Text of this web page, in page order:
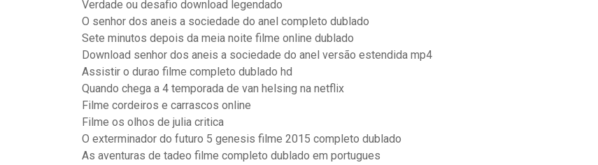
Verdade ou desafio download legendado
O senhor dos aneis a sociedade do anel completo dublado
Sete minutos depois da meia noite filme online dublado
Download senhor dos aneis a sociedade do anel versão estendida mp4
Assistir o durao filme completo dublado hd
Quando chega a 4 temporada de van helsing na netflix
Filme cordeiros e carrascos online
Filme os olhos de julia critica
O exterminador do futuro 5 genesis filme 2015 completo dublado
As aventuras de tadeo filme completo dublado em portugues